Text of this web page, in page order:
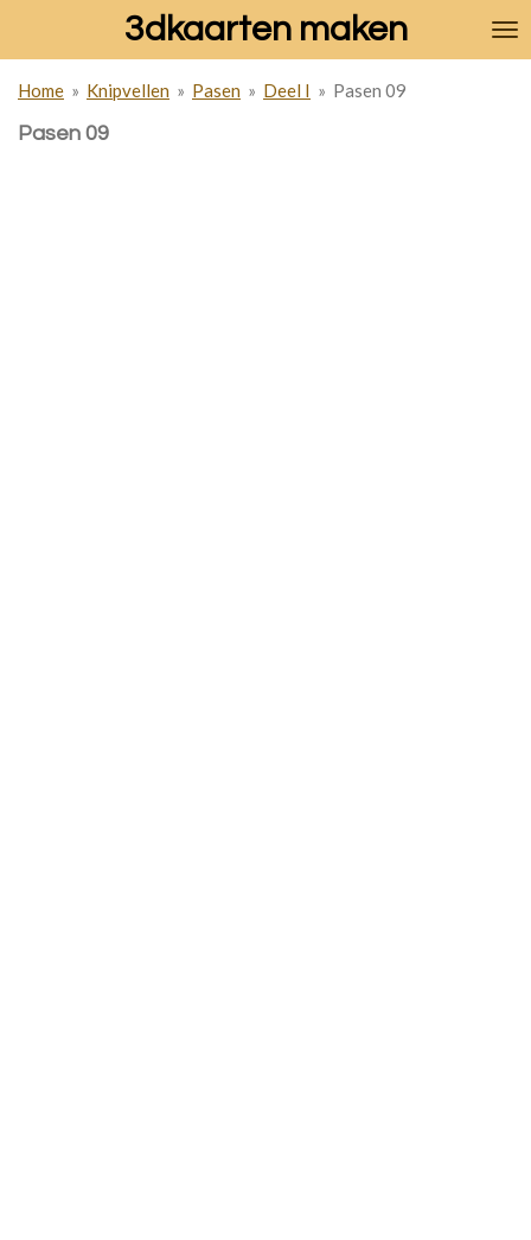
de
hoofdinhoud
3dkaarten maken
Home » Knipvellen » Pasen » Deel I » Pasen 09
Pasen 09